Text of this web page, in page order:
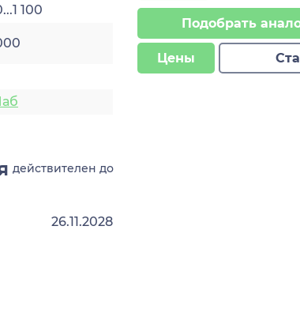
100
Подобрать
Цены
действителен до
26.11.2028